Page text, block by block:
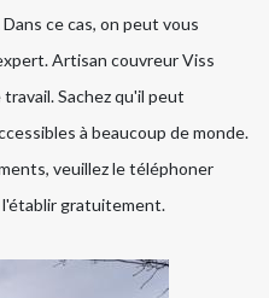
ce cas, on peut vous
Artisan couvreur Viss
Sachez qu'il peut
à beaucoup de monde.
veuillez le téléphoner
gratuitement.